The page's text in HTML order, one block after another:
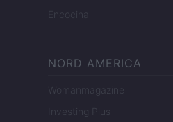
Encocina
NORD AMERICA
Womanmagazine
Investing Plus